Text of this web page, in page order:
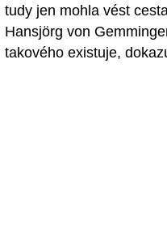
tudy jen mohla vést
Hansjörg von
takového existuje,